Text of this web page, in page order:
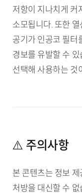
저항이 지나치게 커
소모됩니다. 또한
공기가 인공코 필터
경보를 유발할 수
선택해 사용하는 것
⚠️ 주의사항
본 콘텐츠는 정보
처방을 대신할 수